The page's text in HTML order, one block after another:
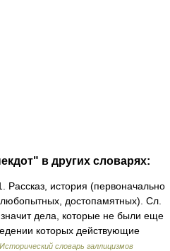
в других словарях:
история (первоначально
достопамятных). Сл.
дела, которые не были еще
которых действующие
Исторический словарь галлицизмов